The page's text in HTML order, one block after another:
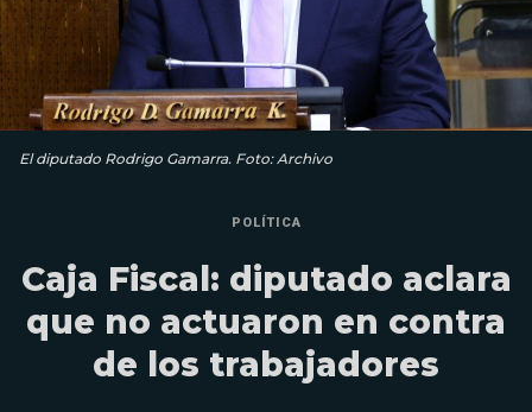
El diputado Rodrigo Gamarra. Foto: Archivo
POLÍTICA
Caja Fiscal: diputado aclara
que no actuaron en contra
de los trabajadores